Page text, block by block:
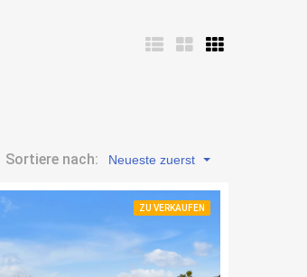
Sortiere nach: Neueste zuerst
ZU VERKAUFEN